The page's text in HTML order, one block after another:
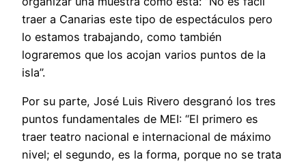
traer a Canarias este tipo de espectáculos pero
lo estamos trabajando, como también
lograremos que los acojan varios puntos de la
isla”.
Por su parte, José Luis Rivero desgranó los tres
puntos fundamentales de MEI: “El primero es
traer teatro nacional e internacional de máximo
nivel; el segundo, es la forma, porque no se trata